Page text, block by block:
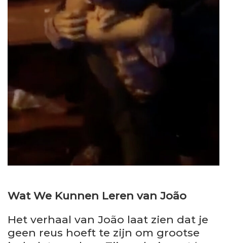
Wat We Kunnen Leren van João
Het verhaal van João laat zien dat je
geen reus hoeft te zijn om grootse